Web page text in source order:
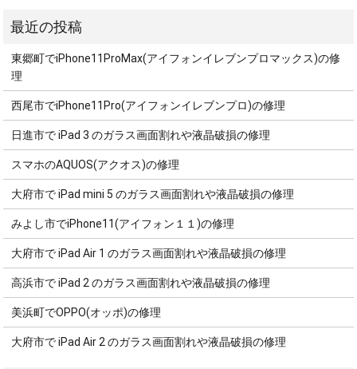
東郷町でiPhone11ProMax(アイフォンイレブンプロマックス)の修
理
西尾市でiPhone11Pro(アイフォンイレブンプロ)の修理
日進市で iPad 3 のガラス画面割れや液晶破損の修理
スマホのAQUOS(アクオス)の修理
大府市で iPad mini 5 のガラス画面割れや液晶破損の修理
みよし市でiPhone11(アイフォン１１)の修理
大府市で iPad Air 1 のガラス画面割れや液晶破損の修理
高浜市で iPad 2 のガラス画面割れや液晶破損の修理
美浜町でOPPO(オッポ)の修理
大府市で iPad Air 2 のガラス画面割れや液晶破損の修理